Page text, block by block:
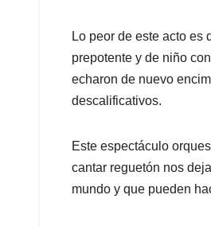
Lo peor de este acto es
prepotente y de niño
echaron de nuevo
descalificativos.
Este espectáculo
cantar reguetón nos
mundo y que pueden